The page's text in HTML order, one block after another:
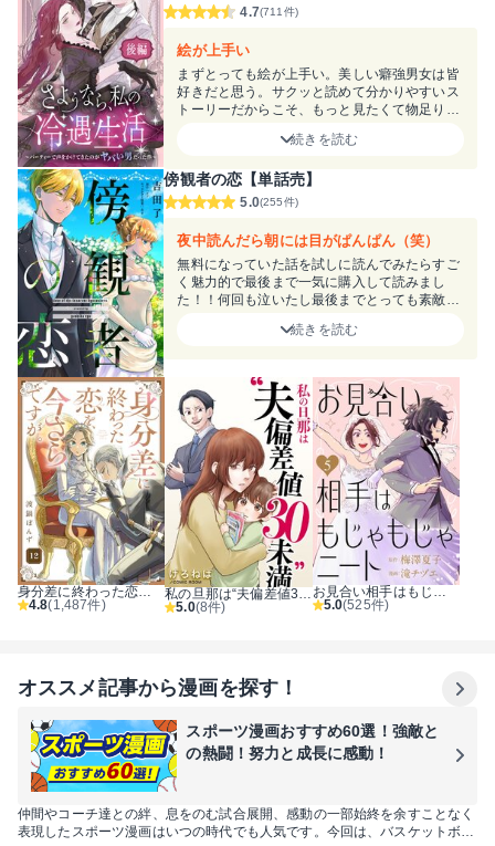
4.7(711件)
絵が上手い
まずとっても絵が上手い。美しい癖強男女は皆
好きだと思う。サクッと読めて分かりやすいス
トーリーだからこそ、もっと見たくて物足りな
続きを読む
傍観者の恋【単話売】
5.0(255件)
夜中読んだら朝には目がぱんぱん（笑）
無料になっていた話を試しに読んでみたらすご
く魅力的で最後まで一気に購入して読みまし
た！！何回も泣いたし最後までとっても素敵な
続きを読む
身分差に終わった恋を、今さらですが。
4.8(1,487件)
5.0(8件)
お見合い相手はもじゃもじゃニート
5.0(525件)
オススメ記事から漫画を探す！
スポーツ漫画おすすめ60選！強敵と
の熱闘！努力と成長に感動！
仲間やコーチ達との絆、息をのむ試合展開、感動の一部始終を余すことなく
表現したスポーツ漫画はいつの時代でも人気です。今回は、バスケットボー